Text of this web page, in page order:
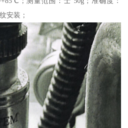
安装；